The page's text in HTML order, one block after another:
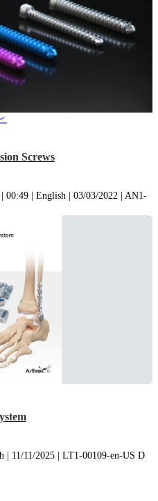
Screws
00:49 | English | 03/03/2022 | AN1-
| 11/11/2025 | LT1-00109-en-US D